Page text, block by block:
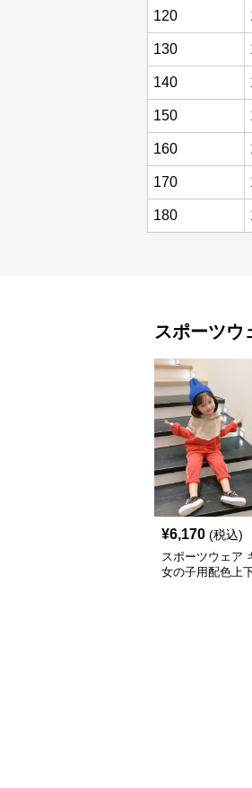
120
130
140
150
160
170
180
スポーツウ
¥6,170 (税込)
スポーツウェア
女の子用配色上